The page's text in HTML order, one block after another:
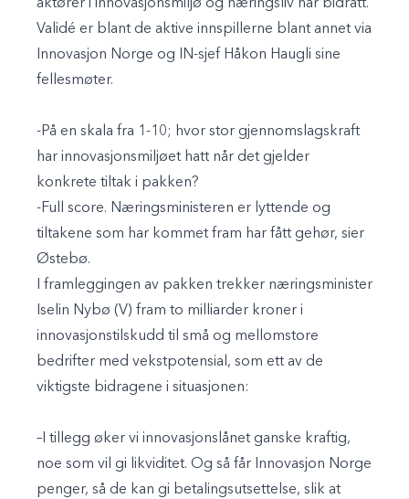
aktører i innovasjonsmiljø og næringsliv har bidratt.
Validé er blant de aktive innspillerne blant annet via
Innovasjon Norge og IN-sjef Håkon Haugli sine
fellesmøter.
-På en skala fra 1-10; hvor stor gjennomslagskraft
har innovasjonsmiljøet hatt når det gjelder
konkrete tiltak i pakken?
-Full score. Næringsministeren er lyttende og
tiltakene som har kommet fram har fått gehør, sier
Østebø.
I framleggingen av pakken trekker næringsminister
Iselin Nybø (V) fram to milliarder kroner i
innovasjonstilskudd til små og mellomstore
bedrifter med vekstpotensial, som ett av de
viktigste bidragene i situasjonen:
–I tillegg øker vi innovasjonslånet ganske kraftig,
noe som vil gi likviditet. Og så får Innovasjon Norge
penger, så de kan gi betalingsutsettelse, slik at